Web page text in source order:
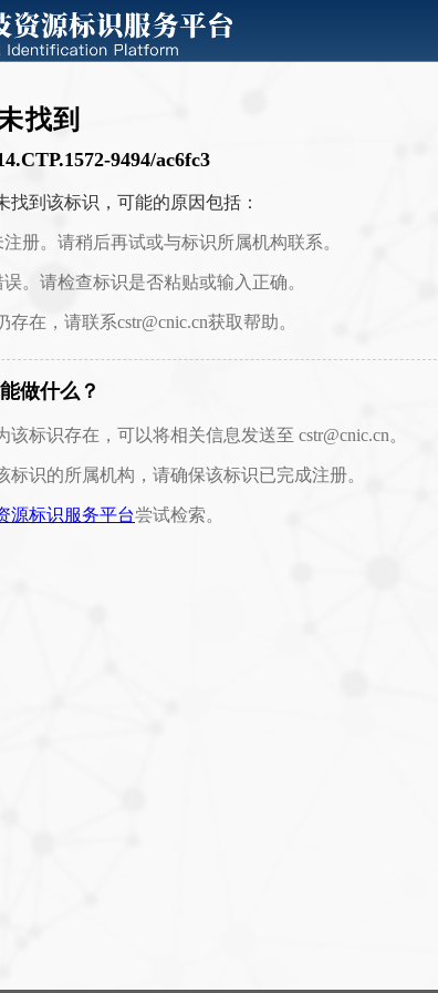
找到
9494/ac6fc3
找到该标识，可能的原因包括：
注册。请稍后再试或与标识所属机构联系。
误。请检查标识是否粘贴或输入正确。
存在，请联系cstr@cnic.cn获取帮助。
做什么？
该标识存在，可以将相关信息发送至 cstr@cnic.cn。
标识的所属机构，请确保该标识已完成注册。
源标识服务平台尝试检索。